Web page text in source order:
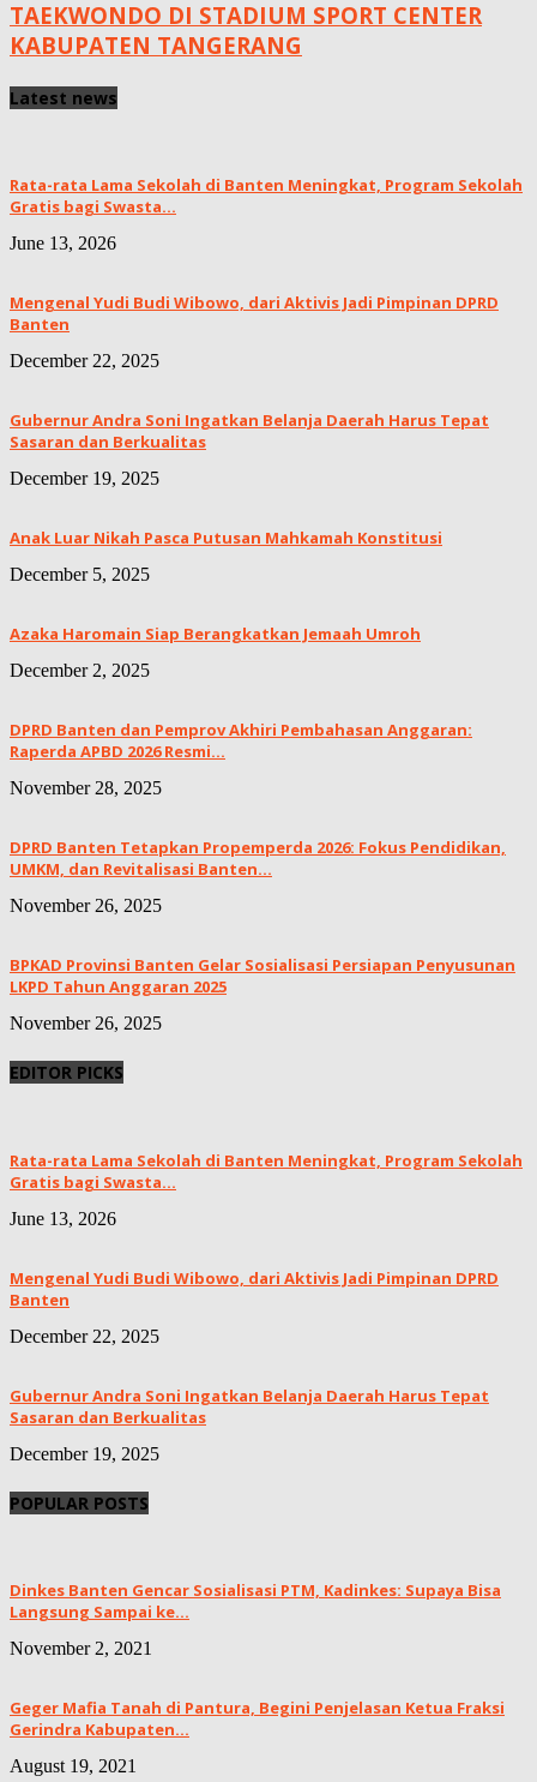
TAEKWONDO DI STADIUM SPORT CENTER
KABUPATEN TANGERANG
Latest news
Rata-rata Lama Sekolah di Banten Meningkat, ‎Program Sekolah
Gratis bagi Swasta...
June 13, 2026
Mengenal Yudi Budi Wibowo, dari Aktivis Jadi Pimpinan DPRD
Banten
December 22, 2025
Gubernur Andra Soni Ingatkan Belanja Daerah Harus Tepat
Sasaran dan Berkualitas
December 19, 2025
Anak Luar Nikah Pasca Putusan Mahkamah Konstitusi
December 5, 2025
Azaka Haromain Siap Berangkatkan Jemaah Umroh
December 2, 2025
DPRD Banten dan Pemprov Akhiri Pembahasan Anggaran:
Raperda APBD 2026 Resmi...
November 28, 2025
DPRD Banten Tetapkan Propemperda 2026: Fokus Pendidikan,
UMKM, dan Revitalisasi Banten...
November 26, 2025
BPKAD Provinsi Banten Gelar Sosialisasi Persiapan Penyusunan
LKPD Tahun Anggaran 2025
November 26, 2025
EDITOR PICKS
Rata-rata Lama Sekolah di Banten Meningkat, ‎Program Sekolah
Gratis bagi Swasta...
June 13, 2026
Mengenal Yudi Budi Wibowo, dari Aktivis Jadi Pimpinan DPRD
Banten
December 22, 2025
Gubernur Andra Soni Ingatkan Belanja Daerah Harus Tepat
Sasaran dan Berkualitas
December 19, 2025
POPULAR POSTS
Dinkes Banten Gencar Sosialisasi PTM, Kadinkes: Supaya Bisa
Langsung Sampai ke...
November 2, 2021
Geger Mafia Tanah di Pantura, Begini Penjelasan Ketua Fraksi
Gerindra Kabupaten...
August 19, 2021